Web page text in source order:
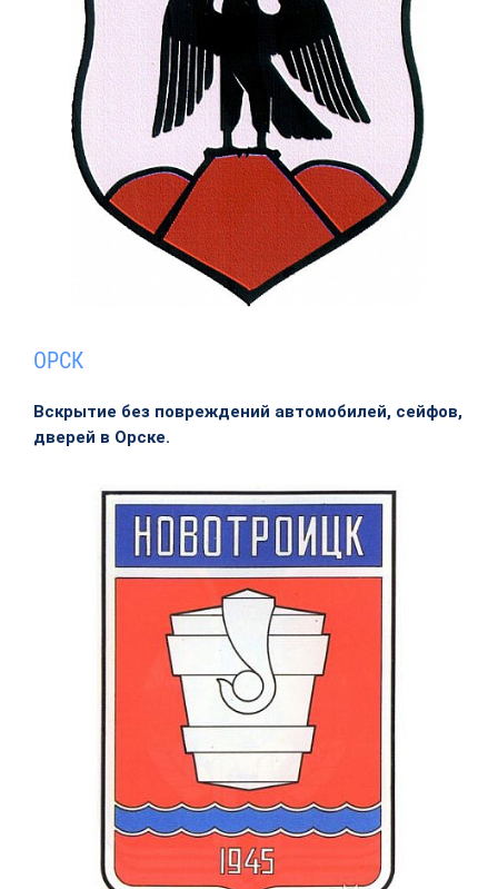
ОРСК
Вскрытие без повреждений автомобилей, сейфов,
дверей в Орске.